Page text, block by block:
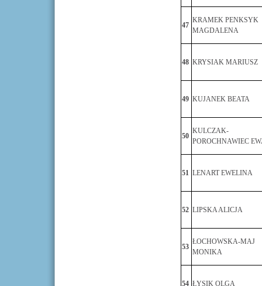
47
KRAMEK PENKSYK
MAGDALENA
48 KRYSIAK MARIUSZ
49 KUJANEK BEATA
50
KULCZAK-
POROCHNAWIEC
51 LENART EWELINA
52 LIPSKA ALICJA
53
ŁOCHOWSKA-MAJ
MONIKA
54 ŁYSIK OLGA